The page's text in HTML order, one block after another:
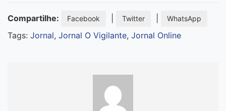
Compartilhe: Facebook Twitter WhatsApp
Tags: Jornal, Jornal O Vigilante, Jornal Online